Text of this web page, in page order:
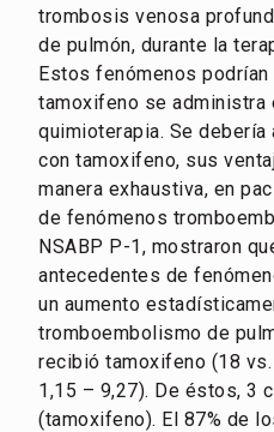
trombosis venosa
de pulmón, durante la
Estos fenómenos podrían
tamoxifeno se administra
quimioterapia. Se
con tamoxifeno, sus
manera exhaustiva, en
de fenómenos
NSABP P-1, mostraron
antecedentes de
un aumento
tromboembolismo de
recibió tamoxifeno (18 vs.
1,15 – 9,27). De éstos, 3
(tamoxifeno). El 87% de